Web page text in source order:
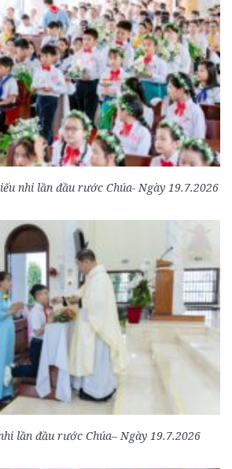
nhi lần đầu rước Chúa- Ngày 19.7.2026
lần đầu rước Chúa– Ngày 19.7.2026